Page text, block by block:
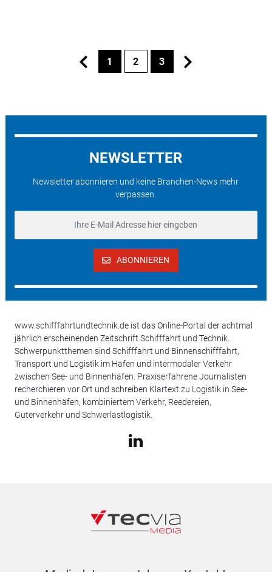
1 2 3
NEWSLETTER
Newsletter abonnieren und keine Branchen-News mehr
verpassen.
ABONNIEREN
www.schifffahrtundtechnik.de ist das Online-Portal der achtmal
jährlich erscheinenden Zeitschrift Schifffahrt und Technik.
Schwerpunktthemen sind Schifffahrt und Binnenschifffahrt,
Transport und Logistik im Hafen und intermodaler Verkehr
zwischen See- und Binnenhäfen. Praxiserfahrene Journalisten
recherchieren vor Ort und schreiben Klartext zu Logistik in See-
und Binnenhäfen, kombiniertem Verkehr, Reedereien,
Güterverkehr und Schwerlastlogistik.